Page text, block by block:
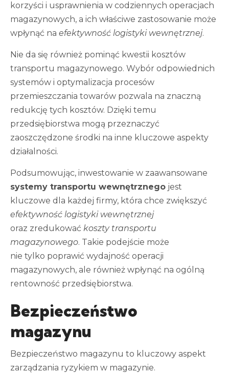
korzyści i usprawnienia w codziennych operacjach
magazynowych, a ich właściwe zastosowanie może
wpłynąć na efektywność logistyki wewnętrznej.
Nie da się również pominąć kwestii kosztów
transportu magazynowego. Wybór odpowiednich
systemów i optymalizacja procesów
przemieszczania towarów pozwala na znaczną
redukcję tych kosztów. Dzięki temu
przedsiębiorstwa mogą przeznaczyć
zaoszczędzone środki na inne kluczowe aspekty
działalności.
Podsumowując, inwestowanie w zaawansowane
systemy transportu wewnętrznego jest
kluczowe dla każdej firmy, która chce zwiększyć
efektywność logistyki wewnętrznej
oraz zredukować koszty transportu
magazynowego. Takie podejście może
nie tylko poprawić wydajność operacji
magazynowych, ale również wpłynąć na ogólną
rentowność przedsiębiorstwa.
Bezpieczeństwo
magazynu
Bezpieczeństwo magazynu to kluczowy aspekt
zarządzania ryzykiem w magazynie.